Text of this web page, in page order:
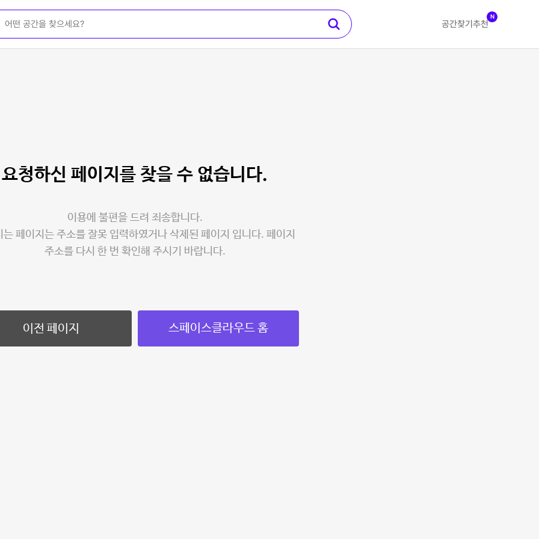
공간찾기 추천
N
요청하신 페이지를 찾을 수 없습니다.
이용에 불편을 드려 죄송합니다.
는 페이지는 주소를 잘못 입력하였거나 삭제된 페이지 입니다. 페이지
주소를 다시 한 번 확인해 주시기 바랍니다.
이전 페이지 스페이스클라우드 홈